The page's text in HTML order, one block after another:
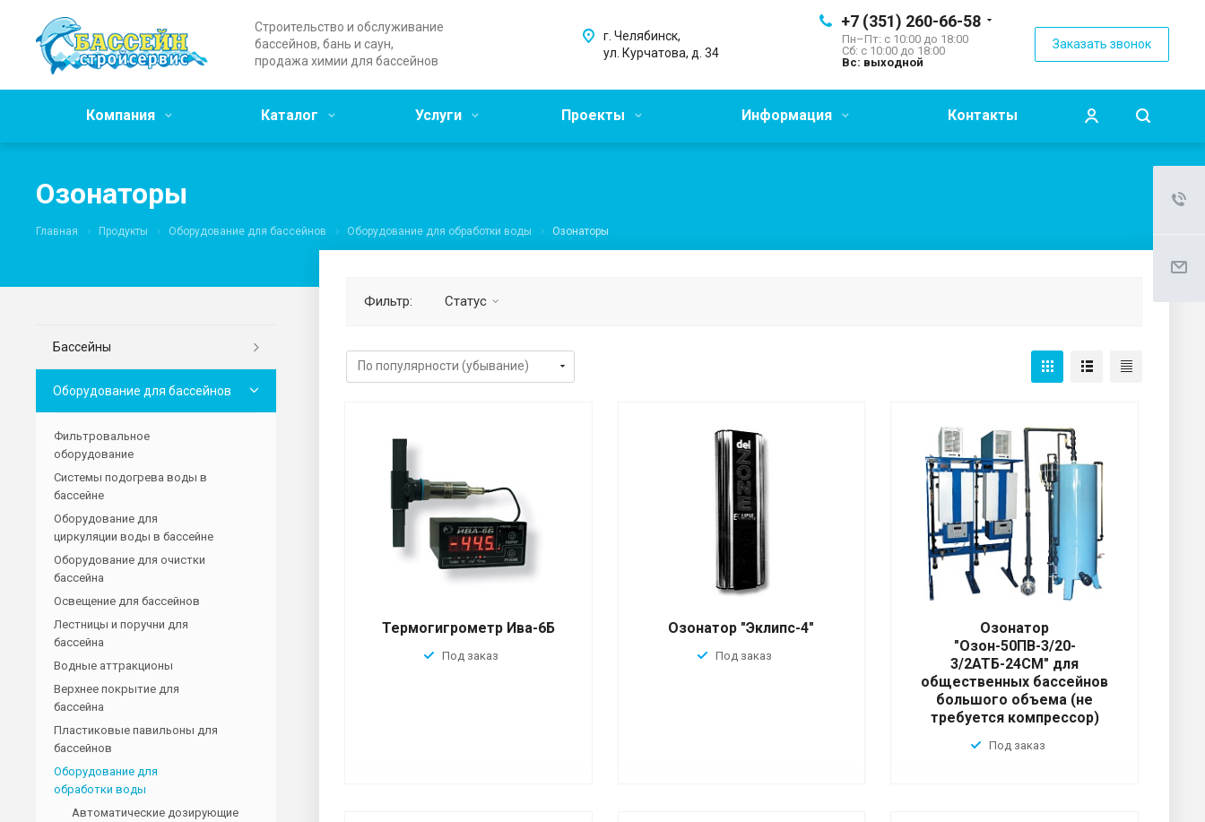
Строительство и обслуживание
бассейнов, бань и саун,
продажа химии для бассейнов
+7 (351) 260-66-58
Пн–Пт: с 10:00 до 18:00
Сб: с 10:00 до 18:00
Вс: выходной
Заказать звонок
г. Челябинск,
ул. Курчатова, д. 34
Компания Каталог Услуги Проекты Информация Контакты
Озонаторы
Главная Продукты Оборудование для бассейнов Оборудование для обработки воды Озонаторы
Фильтр: Статус
Термогигрометр Ива-6Б
Под заказ
Озонатор "Эклипс-4"
Под заказ
Озонатор
"Озон-50ПВ-3/20-
3/2АТБ-24СМ" для
общественных бассейнов
большого объема (не
требуется компрессор)
Под заказ
Бассейны
Оборудование для бассейнов
Фильтровальное
оборудование
Системы подогрева воды в
бассейне
Оборудование для
циркуляции воды в бассейне
Оборудование для очистки
бассейна
Освещение для бассейнов
Лестницы и поручни для
бассейна
Водные аттракционы
Верхнее покрытие для
бассейна
Пластиковые павильоны для
бассейнов
Оборудование для
обработки воды
Автоматические дозирующие